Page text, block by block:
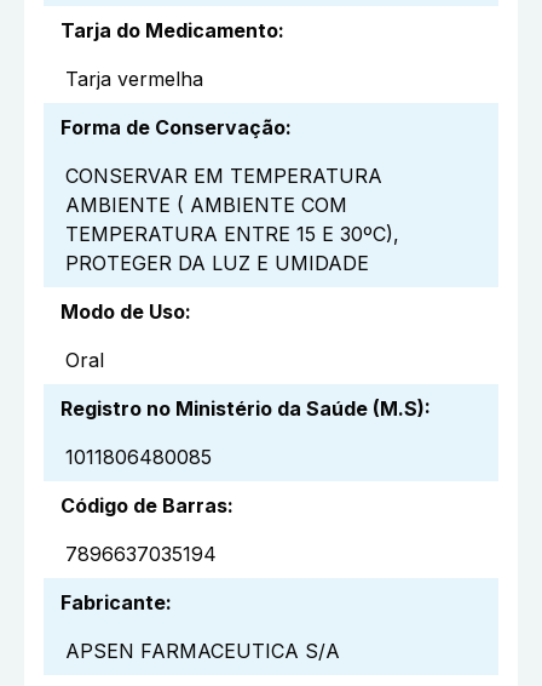
Tarja do Medicamento:
Tarja vermelha
Forma de Conservação:
CONSERVAR EM TEMPERATURA
AMBIENTE ( AMBIENTE COM
TEMPERATURA ENTRE 15 E 30ºC),
PROTEGER DA LUZ E UMIDADE
Modo de Uso:
Oral
Registro no Ministério da Saúde (M.S):
1011806480085
Código de Barras:
7896637035194
Fabricante:
APSEN FARMACEUTICA S/A